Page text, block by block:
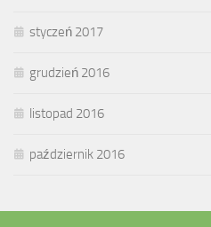
styczeń 2017
grudzień 2016
listopad 2016
październik 2016